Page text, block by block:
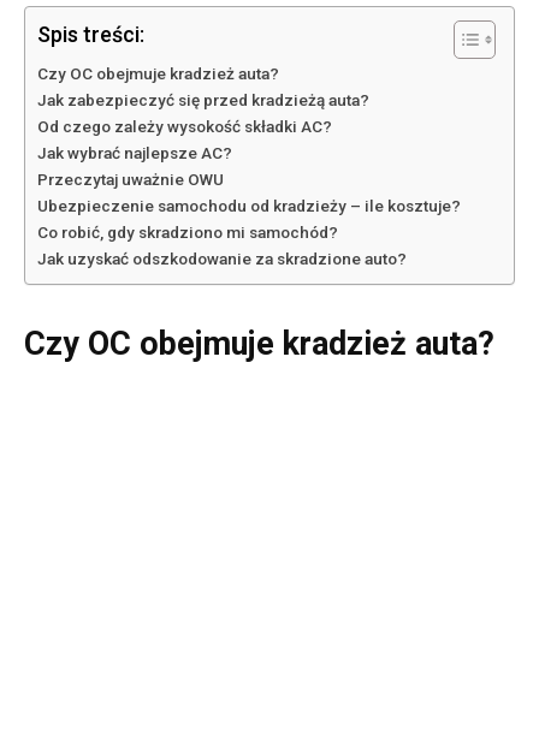
Spis treści:
Czy OC obejmuje kradzież auta?
Jak zabezpieczyć się przed kradzieżą auta?
Od czego zależy wysokość składki AC?
Jak wybrać najlepsze AC?
Przeczytaj uważnie OWU
Ubezpieczenie samochodu od kradzieży – ile kosztuje?
Co robić, gdy skradziono mi samochód?
Jak uzyskać odszkodowanie za skradzione auto?
Czy OC obejmuje kradzież auta?